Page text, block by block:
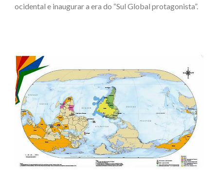
ocidental e inaugurar a era do “Sul Global protagonista”.